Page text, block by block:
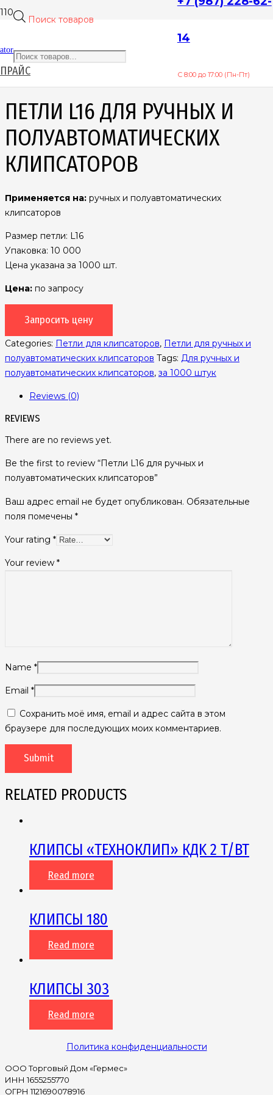
Поиск товаров
14
С 8:00 до 17:00 (Пн-Пт)
ПРАЙС
Петли для ручных и полуавтоматических
клипсаторов/ Петли L16 для ручных и полуавтоматических
клипсаторов
ПЕТЛИ L16 ДЛЯ РУЧНЫХ И
ПОЛУАВТОМАТИЧЕСКИХ
КЛИПСАТОРОВ
Применяется на: ручных и полуавтоматических
клипсаторов
Размер петли: L16
Упаковка: 10 000
Цена указана за 1000 шт.
Цена: по запросу
Запросить цену
Categories: Петли для клипсаторов, Петли для ручных и
полуавтоматических клипсаторов Tags: Для ручных и
полуавтоматических клипсаторов, за 1000 штук
Reviews (0)
REVIEWS
There are no reviews yet.
Be the first to review “Петли L16 для ручных и
полуавтоматических клипсаторов”
Ваш адрес email не будет опубликован. Обязательные
поля помечены *
Your rating *
Your review *
Name *
Email *
Сохранить моё имя, email и адрес сайта в этом
браузере для последующих моих комментариев.
RELATED PRODUCTS
КЛИПСЫ «ТЕХНОКЛИП» КДK 2 T/BT
Read more
КЛИПСЫ 180
Read more
КЛИПСЫ 303
Read more
Политика конфиденциальности
ООО Торговый Дом «Гермес»
ИНН 1655255770
ОГРН 1121690078916